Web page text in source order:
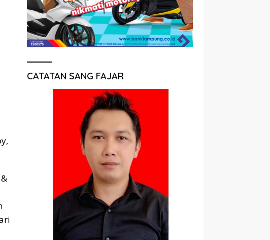
CATATAN SANG FAJAR